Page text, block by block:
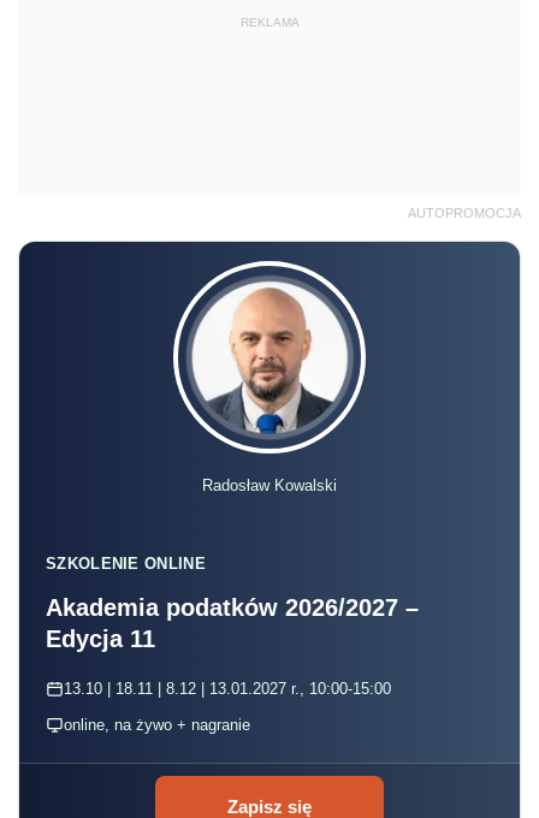
REKLAMA
AUTOPROMOCJA
Radosław Kowalski
SZKOLENIE ONLINE
Akademia podatków 2026/2027 –
Edycja 11
13.10 | 18.11 | 8.12 | 13.01.2027 r., 10:00-15:00
online, na żywo + nagranie
Zapisz się